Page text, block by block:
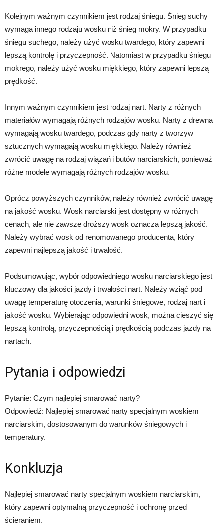
Kolejnym ważnym czynnikiem jest rodzaj śniegu. Śnieg suchy
wymaga innego rodzaju wosku niż śnieg mokry. W przypadku
śniegu suchego, należy użyć wosku twardego, który zapewni
lepszą kontrolę i przyczepność. Natomiast w przypadku śniegu
mokrego, należy użyć wosku miękkiego, który zapewni lepszą
prędkość.
Innym ważnym czynnikiem jest rodzaj nart. Narty z różnych
materiałów wymagają różnych rodzajów wosku. Narty z drewna
wymagają wosku twardego, podczas gdy narty z tworzyw
sztucznych wymagają wosku miękkiego. Należy również
zwrócić uwagę na rodzaj wiązań i butów narciarskich, ponieważ
różne modele wymagają różnych rodzajów wosku.
Oprócz powyższych czynników, należy również zwrócić uwagę
na jakość wosku. Wosk narciarski jest dostępny w różnych
cenach, ale nie zawsze droższy wosk oznacza lepszą jakość.
Należy wybrać wosk od renomowanego producenta, który
zapewni najlepszą jakość i trwałość.
Podsumowując, wybór odpowiedniego wosku narciarskiego jest
kluczowy dla jakości jazdy i trwałości nart. Należy wziąć pod
uwagę temperaturę otoczenia, warunki śniegowe, rodzaj nart i
jakość wosku. Wybierając odpowiedni wosk, można cieszyć się
lepszą kontrolą, przyczepnością i prędkością podczas jazdy na
nartach.
Pytania i odpowiedzi
Pytanie: Czym najlepiej smarować narty?
Odpowiedź: Najlepiej smarować narty specjalnym woskiem
narciarskim, dostosowanym do warunków śniegowych i
temperatury.
Konkluzja
Najlepiej smarować narty specjalnym woskiem narciarskim,
który zapewni optymalną przyczepność i ochronę przed
ścieraniem.